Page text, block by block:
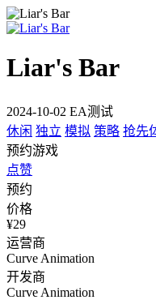
Liar's Bar
2024-10-02 EA测试
休闲 独立 模拟 策略 抢先
预约游戏
点赞
预约
价格
¥29
运营商
Curve Animation
开发商
Curve Animation